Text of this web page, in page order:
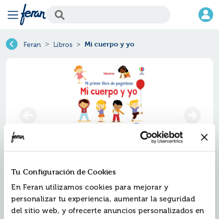
Tu Configuración de Cookies
En Feran utilizamos cookies para mejorar y
personalizar tu experiencia, aumentar la seguridad
del sitio web, y ofrecerte anuncios personalizados en
Feran Libros Mi cuerpo y yo
Ref.ZUS-5074434
ISBN:9781805074434